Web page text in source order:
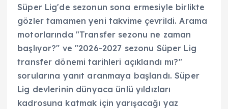
Süper Lig'de sezonun sona ermesiyle birlikte
gözler tamamen yeni takvime çevrildi. Arama
motorlarında "Transfer sezonu ne zaman
başlıyor?" ve "2026-2027 sezonu Süper Lig
transfer dönemi tarihleri açıklandı mı?"
sorularına yanıt aranmaya başlandı. Süper
Lig devlerinin dünyaca ünlü yıldızları
kadrosuna katmak için yarışacağı yaz